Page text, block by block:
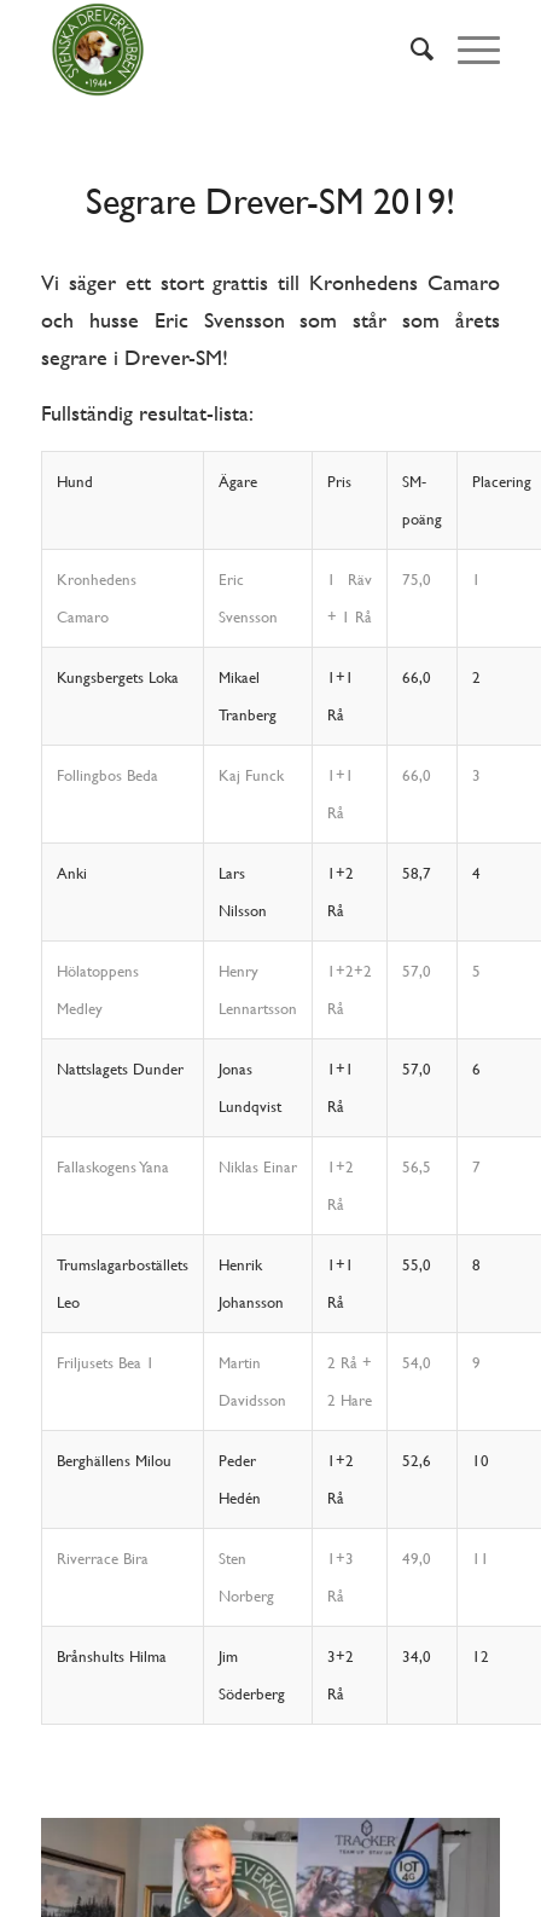
Segrare Drever-SM 2019!
Vi säger ett stort grattis till Kronhedens Camaro
och husse Eric Svensson som står som årets
segrare i Drever-SM!
Fullständig resultat-lista:
Hund Ägare Pris SM-
poäng
Placering
Kronhedens
Camaro
Eric
Svensson
1 Räv
+ 1 Rå
75,0 1
Kungsbergets Loka Mikael
Tranberg
1+1
Rå
66,0 2
Follingbos Beda Kaj Funck 1+1
Rå
66,0 3
Anki Lars
Nilsson
1+2
Rå
58,7 4
Hölatoppens
Medley
Henry
Lennartsson
1+2+2
Rå
57,0 5
Nattslagets Dunder Jonas
Lundqvist
1+1
Rå
57,0 6
Fallaskogens Yana Niklas Einar 1+2
Rå
56,5 7
Trumslagarboställets
Leo
Henrik
Johansson
1+1
Rå
55,0 8
Friljusets Bea 1 Martin
Davidsson
2 Rå +
2 Hare
54,0 9
Berghällens Milou Peder
Hedén
1+2
Rå
52,6 10
Riverrace Bira Sten
Norberg
1+3
Rå
49,0 11
Brånshults Hilma Jim
Söderberg
3+2
Rå
34,0 12